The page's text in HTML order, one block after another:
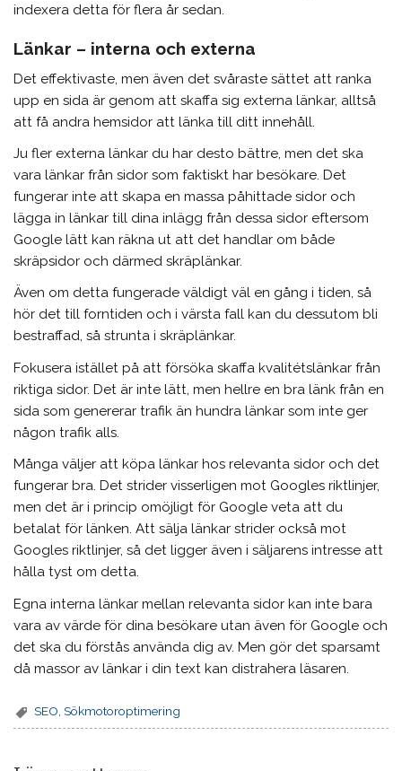
indexera detta för flera år sedan.
Länkar – interna och externa
Det effektivaste, men även det svåraste sättet att ranka
upp en sida är genom att skaffa sig externa länkar, alltså
att få andra hemsidor att länka till ditt innehåll.
Ju fler externa länkar du har desto bättre, men det ska
vara länkar från sidor som faktiskt har besökare. Det
fungerar inte att skapa en massa påhittade sidor och
lägga in länkar till dina inlägg från dessa sidor eftersom
Google lätt kan räkna ut att det handlar om både
skräpsidor och därmed skräplänkar.
Även om detta fungerade väldigt väl en gång i tiden, så
hör det till forntiden och i värsta fall kan du dessutom bli
bestraffad, så strunta i skräplänkar.
Fokusera istället på att försöka skaffa kvalitétslänkar från
riktiga sidor. Det är inte lätt, men hellre en bra länk från en
sida som genererar trafik än hundra länkar som inte ger
någon trafik alls.
Många väljer att köpa länkar hos relevanta sidor och det
fungerar bra. Det strider visserligen mot Googles riktlinjer,
men det är i princip omöjligt för Google veta att du
betalat för länken. Att sälja länkar strider också mot
Googles riktlinjer, så det ligger även i säljarens intresse att
hålla tyst om detta.
Egna interna länkar mellan relevanta sidor kan inte bara
vara av värde för dina besökare utan även för Google och
det ska du förstås använda dig av. Men gör det sparsamt
då massor av länkar i din text kan distrahera läsaren.
SEO ,Sökmotoroptimering